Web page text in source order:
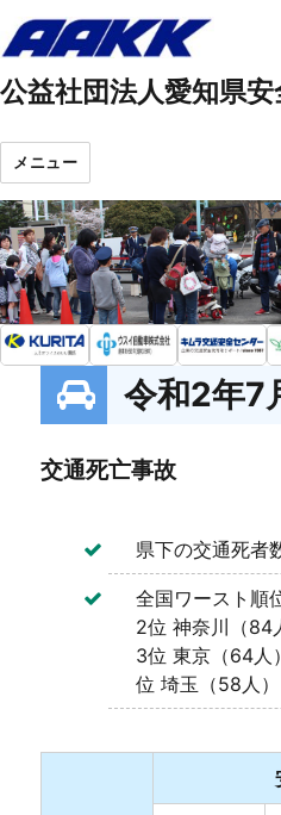
公益社団法人愛知県
メニュー
令和2年7
交通死亡事故
県下の交通死者
全国ワースト順
2位 神奈川（84
3位 東京（64人
位 埼玉（58人）